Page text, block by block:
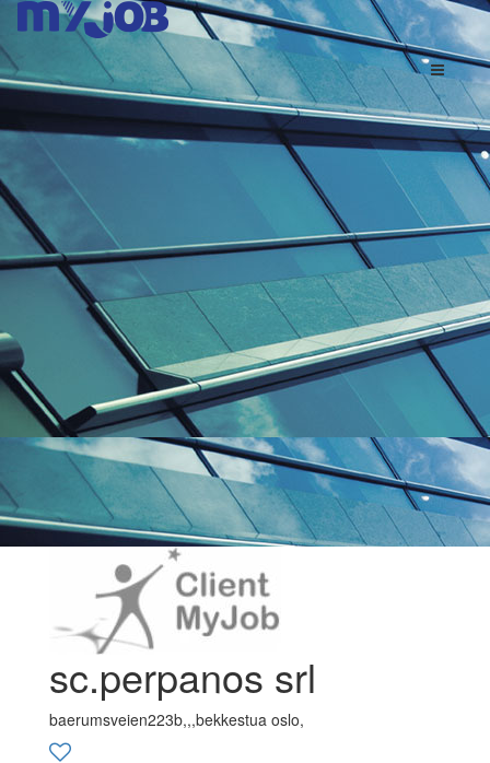
sc.perpanos srl
baerumsveien223b,,,bekkestua oslo,